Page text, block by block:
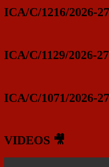
ICA/C/1216/2026-27
ICA/C/1129/2026-27
ICA/C/1071/2026-27
VIDEOS 🎥